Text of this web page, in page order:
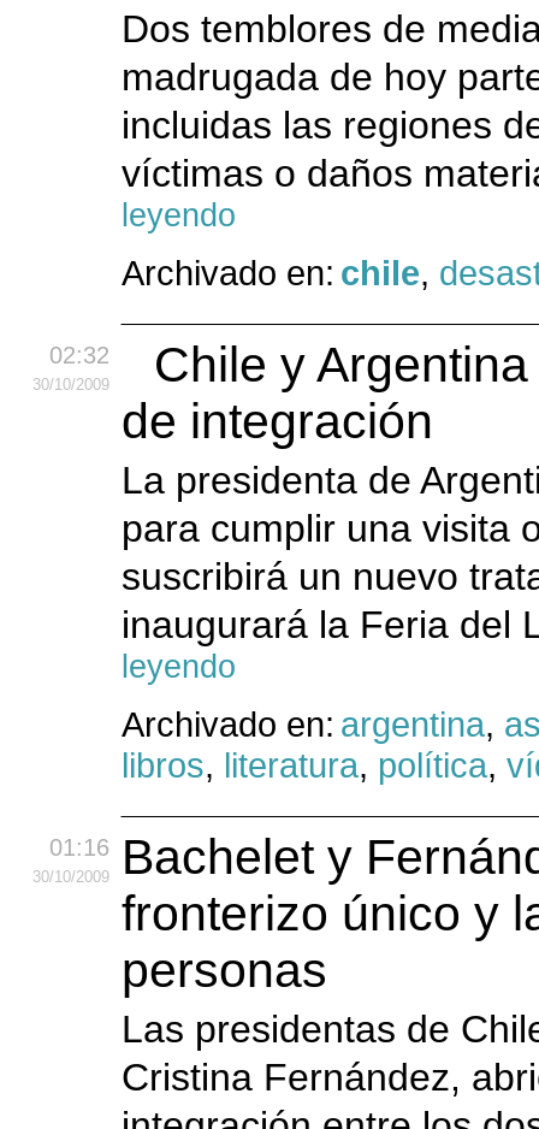
Dos temblores de
madrugada de hoy
incluidas las regiones
víctimas o daños
leyendo
Archivado en: chile,
02:32
30/10/2009
Chile y
de integración
La presidenta de
para cumplir una visita
suscribirá un nuevo
inaugurará la Feria del
leyendo
Archivado en: argentina,
libros, literatura, política,
01:16
30/10/2009
Bachelet y
fronterizo único y
personas
Las presidentas de
Cristina Fernández,